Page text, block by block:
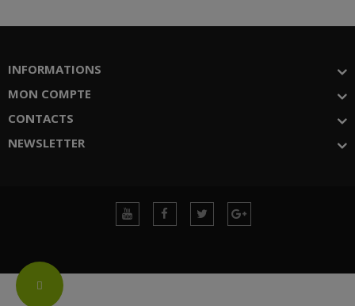
Change
INFORMATIONS
MON COMPTE
CONTACTS
NEWSLETTER